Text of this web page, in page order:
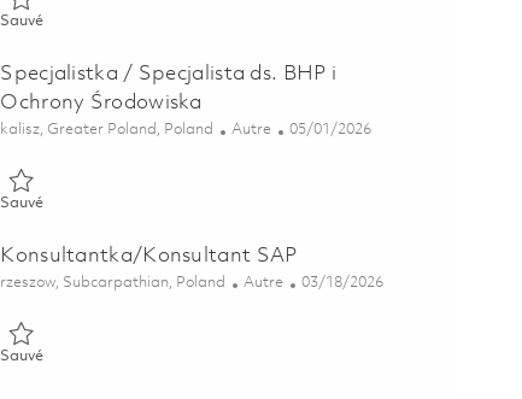
SauvéSauvé Administratorka / Administrator Danych 01858927
Specjalistka / Specjalista ds. BHP i
Ochrony Środowiska
Emplacement
kalisz, Greater Poland, Poland Catégorie
Autre Posted Date
05/01/2026
SauvéSauvé Specjalistka / Specjalista ds. BHP i Ochrony Środowiska
Konsultantka/Konsultant SAP
Emplacement
rzeszow, Subcarpathian, Poland Catégorie
Autre Posted Date
03/18/2026
SauvéSauvé Konsultantka/Konsultant SAP 01729825